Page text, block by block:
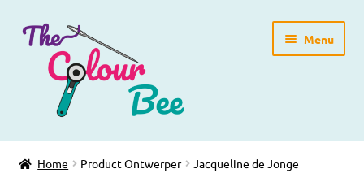
Ga
door
navigatie
Ga
direct
inhoud
Menu
Home
Home Product Ontwerper Jacqueline de Jonge